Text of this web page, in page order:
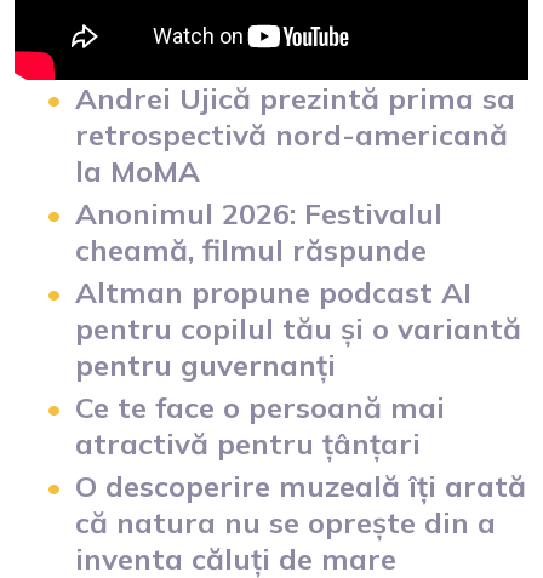
Andrei Ujică prezintă prima sa
retrospectivă nord-americană
la MoMA
Anonimul 2026: Festivalul
cheamă, filmul răspunde
Altman propune podcast AI
pentru copilul tău și o variantă
pentru guvernanți
Ce te face o persoană mai
atractivă pentru țânțari
O descoperire muzeală îți arată
că natura nu se oprește din a
inventa căluți de mare